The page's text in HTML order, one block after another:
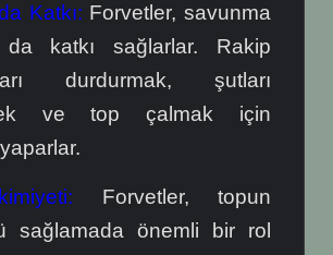
Katkı: Forvetler, savunma
da katkı sağlarlar. Rakip
durdurmak, şutları
ve top çalmak için
Forvetler, topun
sağlamada önemli bir rol